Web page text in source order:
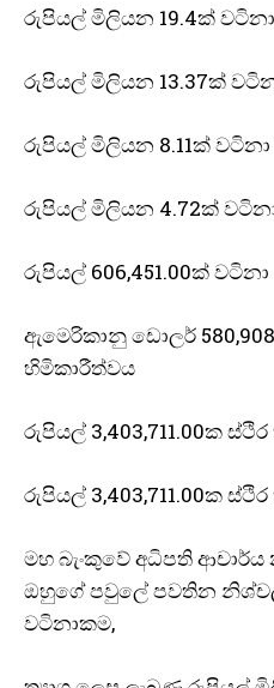
රුපියල් මිලියන 19.4ක් වටිනා
රුපියල් මිලියන 13.37ක්
රුපියල් මිලියන 8.11ක් වටිනා
රුපියල් මිලියන 4.72ක්
රුපියල් 606,451.00ක්
ඇමෙරිකානු ඩොලර්
හිමිකාරීත්වය
රුපියල් 3,403,711.00ක
රුපියල් 3,403,711.00ක
මහ බැංකුවේ අධිපති
ඔහුගේ පවුලේ පවතින
වටිනාකම,